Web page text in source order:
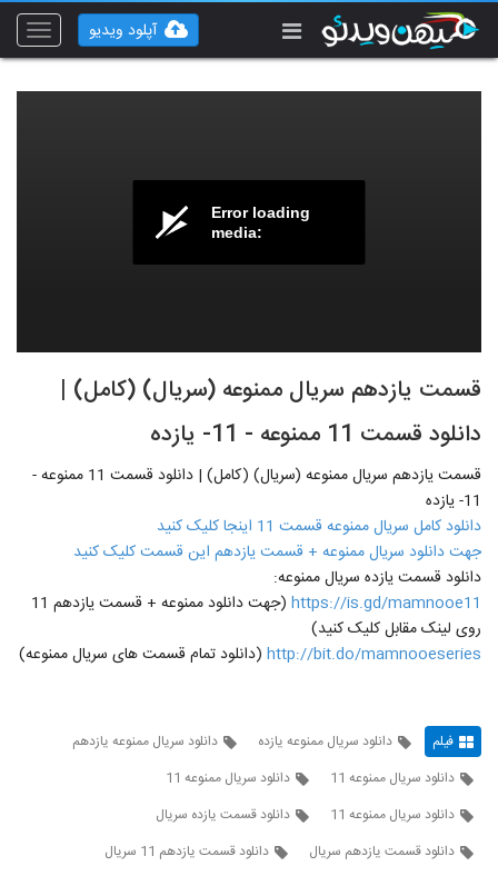
Toggle
آپلود ویدیو
Error loading
media:
قسمت یازدهم سریال ممنوعه (سریال) (کامل) |
دانلود قسمت 11 ممنوعه - 11- یازده
قسمت یازدهم سریال ممنوعه (سریال) (کامل) | دانلود قسمت 11 ممنوعه -
11- یازده
دانلود کامل سریال ممنوعه قسمت 11 اینجا کلیک کنید
جهت دانلود سریال ممنوعه + قسمت یازدهم این قسمت کلیک کنید
دانلود قسمت یازده سریال ممنوعه:
https://is.gd/mamnooe11
(جهت دانلود ممنوعه + قسمت یازدهم 11
روی لینک مقابل کلیک کنید)
http://bit.do/mamnooeseries (دانلود تمام قسمت های سریال ممنوعه)
فیلم دانلود سریال ممنوعه یازده
دانلود سریال ممنوعه یازدهم
دانلود سریال ممنوعه 11
دانلود سریال ممنوعه 11
دانلود سریال ممنوعه 11
دانلود قسمت یازده سریال
دانلود قسمت یازدهم سریال
دانلود قسمت یازدهم 11 سریال